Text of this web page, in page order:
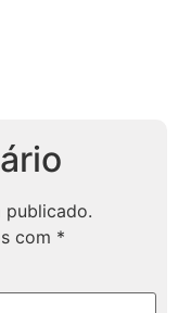
publicado.
com *